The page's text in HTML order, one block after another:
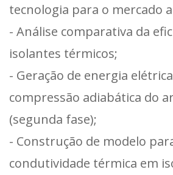
tecnologia para o mercado
- Análise comparativa da
isolantes térmicos;
- Geração de energia
compressão adiabática do
(segunda fase);
- Construção de modelo
condutividade térmica em